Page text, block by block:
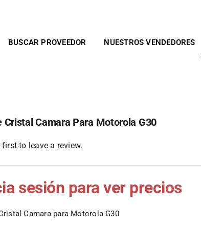
BUSCAR PROVEEDOR NUESTROS VENDEDORES
Cristal Camara Para Motorola G30
first to leave a review.
sesión para ver precios
Camara para Motorola G30